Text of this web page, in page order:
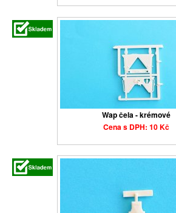
Wap čela - krémové
Cena s DPH: 10 Kč